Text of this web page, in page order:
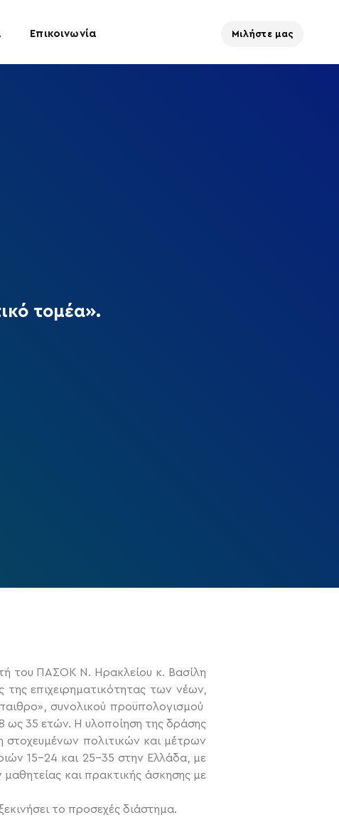
Επικοινωνία Μιλήστε μας
τομέα».
του ΠΑΣΟΚ Ν. Ηρακλείου κ. Βασίλη
της επιχειρηματικότητας των νέων,
συνολικού προϋπολογισμού
ως 35 ετών. Η υλοποίηση της δράσης
στοχευμένων πολιτικών και μέτρων
15-24 και 25-35 στην Ελλάδα, με
και πρακτικής άσκησης με
το προσεχές διάστημα.